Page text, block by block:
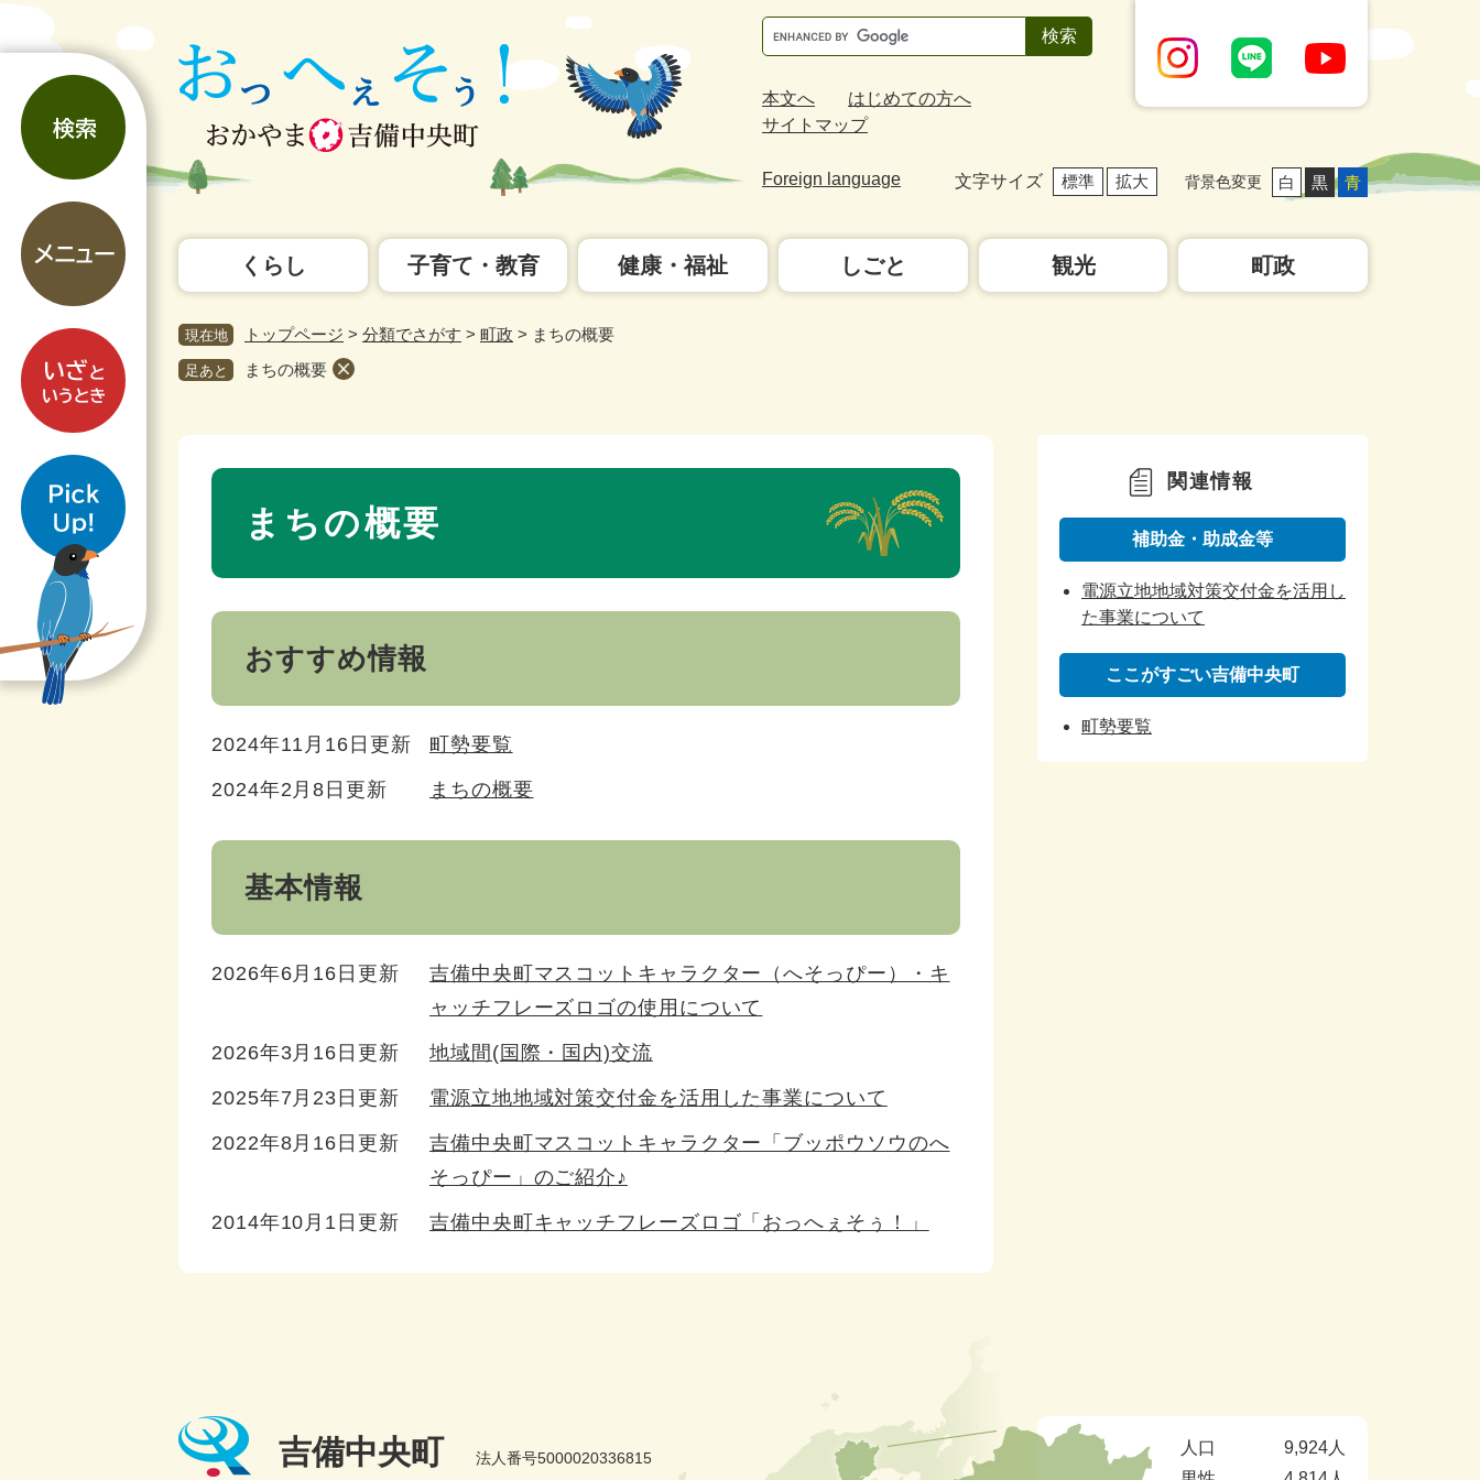
先
頭
す。
を
飛
し
本
へ
Google
カ
タ
ム
索
本文へ
はじめての方へ
サイトマップ
Foreign language 文字サイズ 標準 拡大 背景色変更 白 黒 青
検
索
メ
ニ
ュ
ー
い
ざ
と
い
と
き
pickup
くらし 子育て・教育 健康・福祉 しごと 観光 町政
現在地 トップページ > 分類でさがす > 町政 > まちの概要
足あと まちの概要
本
まちの概要
おすすめ情報
2024年11月16日更新 町勢要覧
2024年2月8日更新 まちの概要
基本情報
2026年6月16日更新
吉備中央町マスコットキャラクター（へそっぴー）・キ
ャッチフレーズロゴの使用について
2026年3月16日更新 地域間(国際・国内)交流
2025年7月23日更新 電源立地地域対策交付金を活用した事業について
2022年8月16日更新
吉備中央町マスコットキャラクター「ブッポウソウのへ
そっぴー」のご紹介♪
2014年10月1日更新 吉備中央町キャッチフレーズロゴ「おっへぇそぅ！」
関連情報
補助金・助成金等
電源立地地域対策交付金を活用し
た事業について
ここがすごい吉備中央町
町勢要覧
吉備中央町 法人番号5000020336815
人口
9,924人